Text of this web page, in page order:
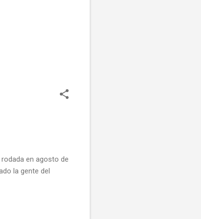
en agosto de
la gente del